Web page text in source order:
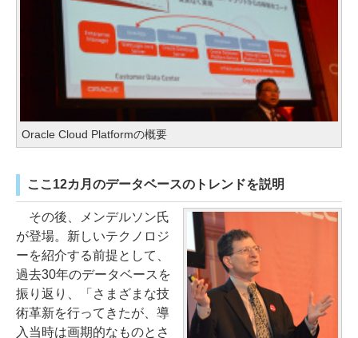
Oracle Cloud Platformの概要
ここ12カ月のデータベースのトレンドを説明
その後、メンデルソン氏
が登場。新しいテクノロジ
ーを紹介する前提として、
過去30年のデータベースを
振り返り、「さまざまな技
術革新を行ってきたが、導
入当時は画期的なものとさ